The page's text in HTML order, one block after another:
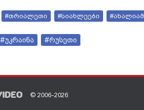
#თრიალეთი #სიახლეები
#უკრაინა #რუსეთი
© 2006-2026